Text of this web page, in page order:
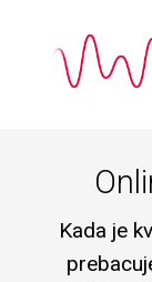
Kada je